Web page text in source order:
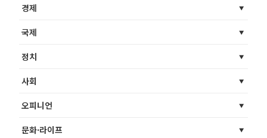
경제
국제
정치
사회
오피니언
문화·라이프